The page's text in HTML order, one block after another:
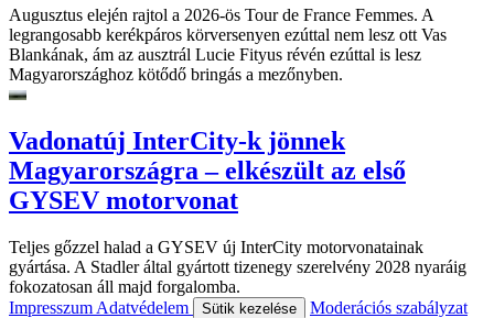
Augusztus elején rajtol a 2026-ös Tour de France Femmes. A
legrangosabb kerékpáros körversenyen ezúttal nem lesz ott Vas
Blankának, ám az ausztrál Lucie Fityus révén ezúttal is lesz
Magyarországhoz kötődő bringás a mezőnyben.
Vadonatúj InterCity-k jönnek
Magyarországra – elkészült az első
GYSEV motorvonat
Teljes gőzzel halad a GYSEV új InterCity motorvonatainak
gyártása. A Stadler által gyártott tizenegy szerelvény 2028 nyaráig
fokozatosan áll majd forgalomba.
Impresszum Adatvédelem Sütik kezelése
Moderációs szabályzat